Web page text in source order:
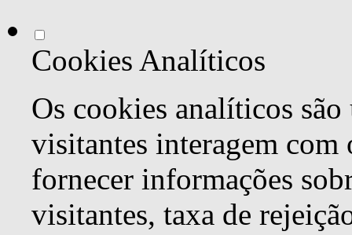
Cookies Analíticos
Os cookies analíticos são
visitantes interagem com
fornecer informações
visitantes, taxa de